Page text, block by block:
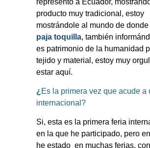
producto muy tradicional, estoy
mostrándole al mundo de
paja toquilla, también
es patrimonio de la humanidad
tejido y material, estoy muy
estar aquí.
¿ Es la primera vez que acude a
internacional?
Si, esta es la primera feria
en la que he participado, pero
he estado en muchas ferias,